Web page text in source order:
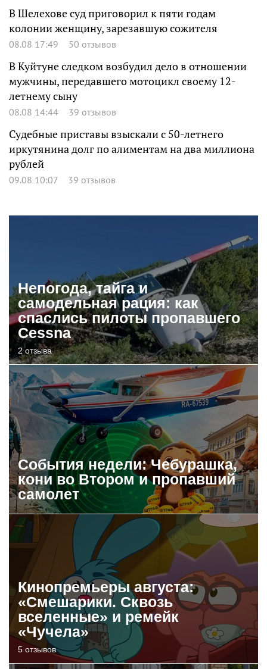
В Шелехове суд приговорил к пяти годам
колонии женщину, зарезавшую сожителя
08.08 17:49 50 отзывов
В Куйтуне следком возбудил дело в отношении
мужчины, передавшего мотоцикл своему 12-
летнему сыну
08.08 14:44 39 отзывов
Судебные приставы взыскали с 50-летнего
иркутянина долг по алиментам на два миллиона
рублей
09.08 10:07 39 отзывов
Непогода, тайга и
самодельная рация: как
спаслись пилоты пропавшего
Cessna
2 отзыва
События недели: Чебурашка,
кони во Втором и пропавший
самолет
Кинопремьеры августа:
«Смешарики. Сквозь
вселенные» и ремейк
«Чучела»
5 отзывов